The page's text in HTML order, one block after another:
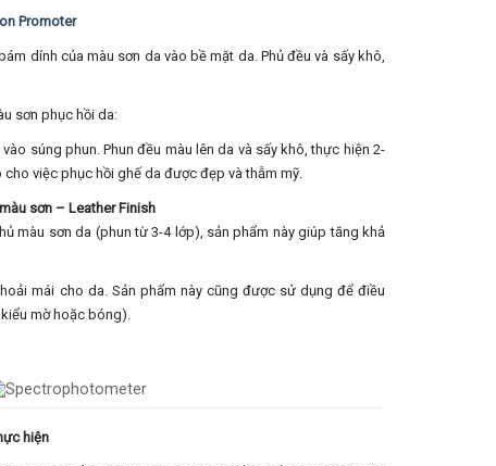
Promoter
dính của màu sơn da vào bề mặt da. Phủ đều và sấy khô,
sơn phục hồi da:
súng phun. Phun đều màu lên da và sấy khô, thực hiện 2-
việc phục hồi ghế da được đẹp và thẫm mỹ.
sơn – Leather Finish
màu sơn da (phun từ 3-4 lớp), sản phẩm này giúp tăng khả
mái cho da. Sản phẩm này cũng được sử dụng để điều
mờ hoặc bóng).
hiện